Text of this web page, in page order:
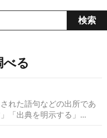
る
れた語句などの出所であ
「出典を明示する」...